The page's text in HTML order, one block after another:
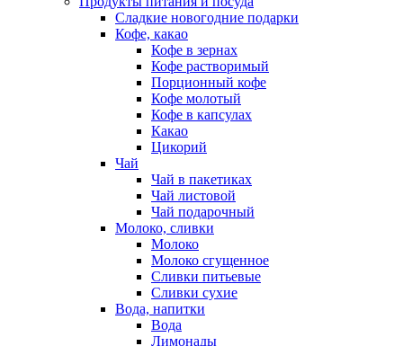
Сладкие новогодние подарки
Кофе, какао
Кофе в зернах
Кофе растворимый
Порционный кофе
Кофе молотый
Кофе в капсулах
Какао
Цикорий
Чай
Чай в пакетиках
Чай листовой
Чай подарочный
Молоко, сливки
Молоко
Молоко сгущенное
Сливки питьевые
Сливки сухие
Вода, напитки
Вода
Лимонады